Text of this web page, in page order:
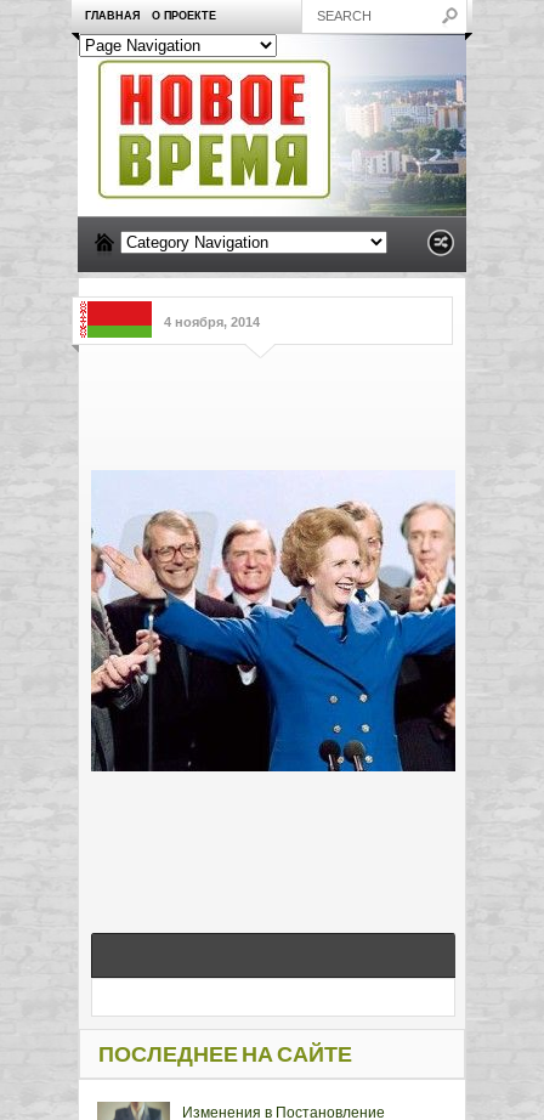
ГЛАВНАЯ О ПРОЕКТЕ
4 ноября, 2014
ПОСЛЕДНЕЕ НА САЙТЕ
Изменения в Постановление